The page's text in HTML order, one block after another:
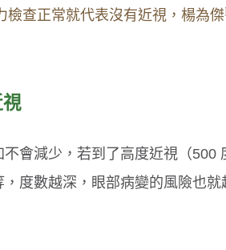
查正常就代表沒有近視，楊為
會減少，若到了高度近視（500
度數越深，眼部病變的風險也